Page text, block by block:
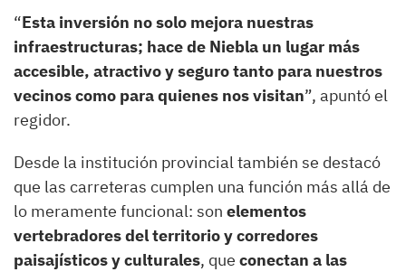
“Esta inversión no solo mejora nuestras
infraestructuras; hace de Niebla un lugar más
accesible, atractivo y seguro tanto para nuestros
vecinos como para quienes nos visitan”, apuntó el
regidor.
Desde la institución provincial también se destacó
que las carreteras cumplen una función más allá de
lo meramente funcional: son elementos
vertebradores del territorio y corredores
paisajísticos y culturales, que conectan a las